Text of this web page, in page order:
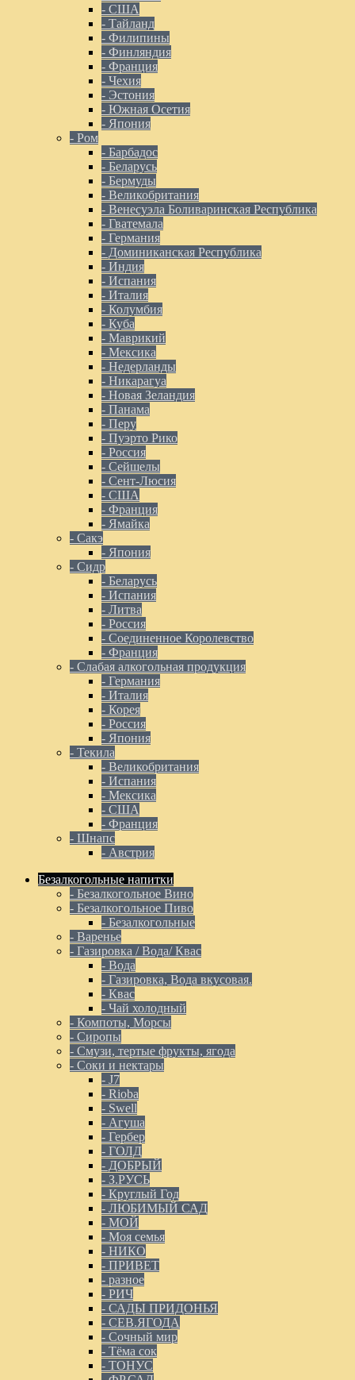
- США
- Тайланд
- Филипины
- Финляндия
- Франция
- Чехия
- Эстония
- Южная Осетия
- Япония
- Ром
- Барбадос
- Беларусь
- Бермуды
- Великобритания
- Венесуэла Боливаринская Республика
- Гватемала
- Германия
- Доминиканская Республика
- Индия
- Испания
- Италия
- Колумбия
- Куба
- Маврикий
- Мексика
- Недерланды
- Никарагуа
- Новая Зеландия
- Панама
- Перу
- Пуэрто Рико
- Россия
- Сейшелы
- Сент-Люсия
- США
- Франция
- Ямайка
- Сакэ
- Япония
- Сидр
- Беларусь
- Испания
- Литва
- Россия
- Соединенное Королевство
- Франция
- Слабая алкогольная продукция
- Германия
- Италия
- Корея
- Россия
- Япония
- Текила
- Великобритания
- Испания
- Мексика
- США
- Франция
- Шнапс
- Австрия
Безалкогольные напитки
- Безалкогольное Вино
- Безалкогольное Пиво
- Безалкогольные
- Варенье
- Газировка / Вода/ Квас
- Вода
- Газировка, Вода вкусовая.
- Квас
- Чай холодный
- Компоты, Морсы
- Сиропы
- Смузи, тертые фрукты, ягода
- Соки и нектары
- J7
- Rioba
- Swell
- Агуша
- Гербер
- ГОЛД
- ДОБРЫЙ
- З.РУСЬ
- Круглый Год
- ЛЮБИМЫЙ САД
- МОЙ
- Моя семья
- НИКО
- ПРИВЕТ
- разное
- РИЧ
- САДЫ ПРИДОНЬЯ
- СЕВ.ЯГОДА
- Сочный мир
- Тёма сок
- ТОНУС